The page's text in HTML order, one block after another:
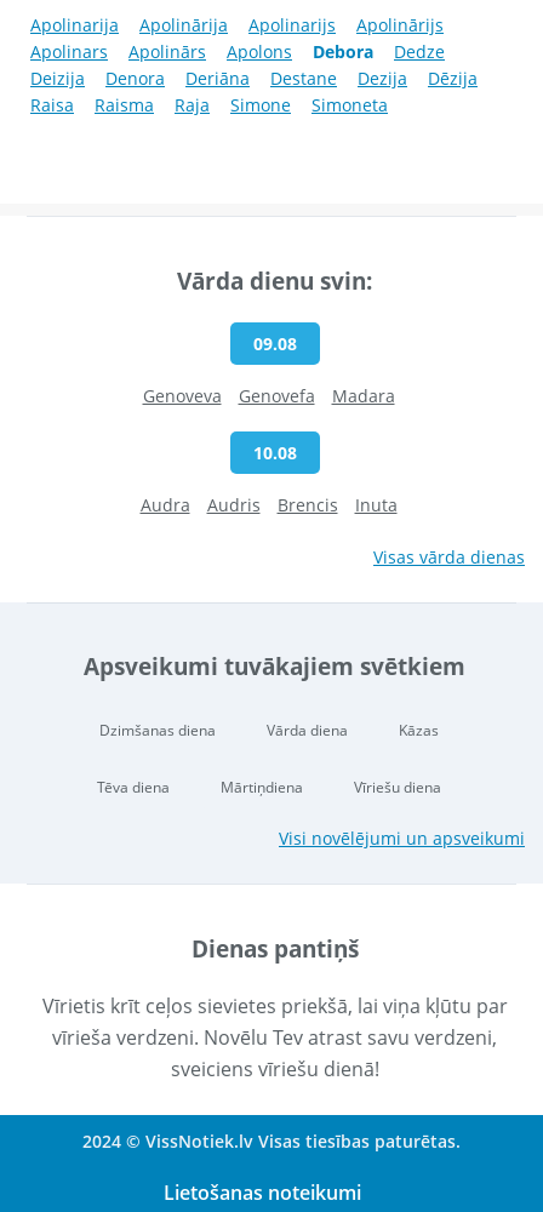
Apolinarija Apolinārija Apolinarijs
Apolinārijs
Apolinars
Apolinārs Apolons Debora
Dedze
Deizija
Denora Deriāna Destane Dezija
Dēzija
Raisa
Raisma Raja Simone Simoneta
Vārda dienu svin:
09.08
Genoveva Genovefa Madara
10.08
Audra Audris Brencis Inuta
Visas vārda dienas
Apsveikumi tuvākajiem svētkiem
Dzimšanas diena Vārda diena Kāzas
Tēva diena Mārtiņdiena Vīriešu diena
Visi novēlējumi un apsveikumi
Dienas pantiņš
Vīrietis krīt ceļos sievietes priekšā, lai viņa kļūtu par
vīrieša verdzeni. Novēlu Tev atrast savu verdzeni,
sveiciens vīriešu dienā!
2024 © VissNotiek.lv Visas tiesības paturētas.
Lietošanas noteikumi